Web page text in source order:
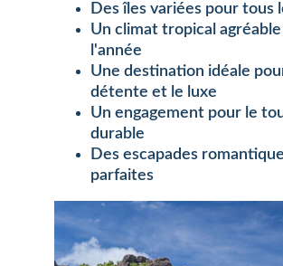
Des îles variées pour tous
Un climat tropical
l'année
Une destination idéale
détente et le luxe
Un engagement pour le
durable
Des escapades
parfaites